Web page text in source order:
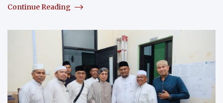
Continue Reading